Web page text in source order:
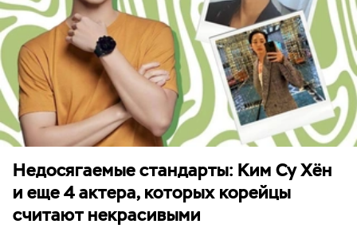
Недосягаемые стандарты: Ким Су Хён
и еще 4 актера, которых корейцы
считают некрасивыми